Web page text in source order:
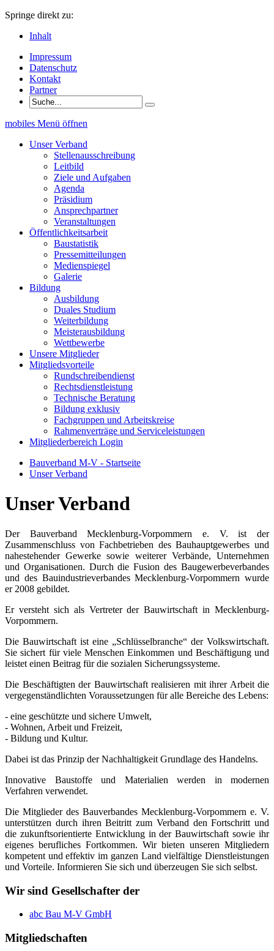
Springe direkt zu:
Inhalt
Impressum
Datenschutz
Kontakt
Partner
mobiles Menü öffnen
Unser Verband
Stellenausschreibung
Leitbild
Ziele und Aufgaben
Agenda
Präsidium
Ansprechpartner
Veranstaltungen
Öffentlichkeitsarbeit
Baustatistik
Pressemitteilungen
Medienspiegel
Galerie
Bildung
Ausbildung
Duales Studium
Weiterbildung
Meisterausbildung
Wettbewerbe
Unsere Mitglieder
Mitgliedsvorteile
Rundschreibendienst
Rechtsdienstleistung
Technische Beratung
Bildung exklusiv
Fachgruppen und Arbeitskreise
Rahmenverträge und Serviceleistungen
Mitgliederbereich Login
Bauverband M-V - Startseite
Unser Verband
Unser Verband
Der Bauverband Mecklenburg-Vorpommern e. V. ist der
Zusammenschluss von Fachbetrieben des Bauhauptgewerbes und
nahestehender Gewerke sowie weiterer Verbände, Unternehmen
und Organisationen. Durch die Fusion des Baugewerbeverbandes
und des Bauindustrieverbandes Mecklenburg-Vorpommern wurde
er 2008 gebildet.
Er versteht sich als Vertreter der Bauwirtschaft in Mecklenburg-
Vorpommern.
Die Bauwirtschaft ist eine „Schlüsselbranche“ der Volkswirtschaft.
Sie sichert für viele Menschen Einkommen und Beschäftigung und
leistet einen Beitrag für die sozialen Sicherungssysteme.
Die Beschäftigten der Bauwirtschaft realisieren mit ihrer Arbeit die
vergegenständlichten Voraussetzungen für alle Bereiche des Lebens:
- eine geschützte und sichere Umwelt,
- Wohnen, Arbeit und Freizeit,
- Bildung und Kultur.
Dabei ist das Prinzip der Nachhaltigkeit Grundlage des Handelns.
Innovative Baustoffe und Materialien werden in modernen
Verfahren verwendet.
Die Mitglieder des Bauverbandes Mecklenburg-Vorpommern e. V.
unterstützen durch ihren Beitritt zum Verband den Fortschritt und
die zukunftsorientierte Entwicklung in der Bauwirtschaft sowie ihr
eigenes berufliches Fortkommen. Wir bieten unseren Mitgliedern
kompetent und effektiv im ganzen Land vielfältige Dienstleistungen
und Vorteile. Informieren Sie sich und überzeugen Sie sich selbst.
Wir sind Gesellschafter der
abc Bau M-V GmbH
Mitgliedschaften